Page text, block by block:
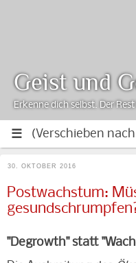
Geist und
Erkenne dich selbst. Der
30. OKTOBER 2016
Postwachstum:
"Degrowth" statt